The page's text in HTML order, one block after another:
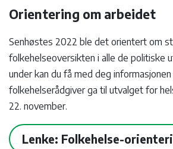
Orientering om arbeidet
Senhøstes 2022 ble det orientert om
folkehelseoversikten i alle de politiske
under kan du få med deg
folkehelserådgiver ga til utvalget for
22. november.
Lenke: Folkehelse-